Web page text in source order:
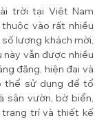
trời tại Việt Nam
vào rất nhiều
lượng khách mời,
này vẫn được nhiều
đãng, hiện đại và
thể sử dụng để tổ
sân vườn, bờ biển,
trang trí và thiết kế